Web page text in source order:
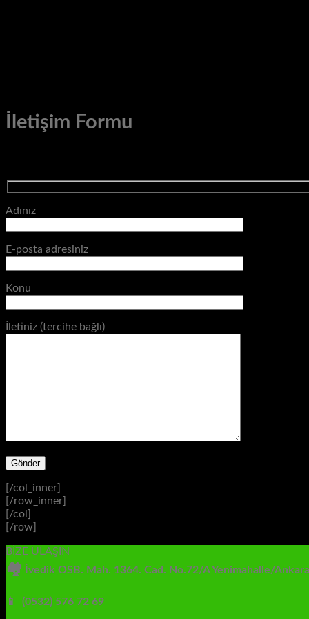
İletişim Formu
Adınız
E-posta adresiniz
Konu
İletiniz (tercihe bağlı)
[/col_inner]
[/row_inner]
[/col]
[/row]
BİZE ULAŞIN
🏘 İvedik OSB. Mah. 1364. Cad. No.72/A Yenimahalle/
📱 (0532) 576 72 69